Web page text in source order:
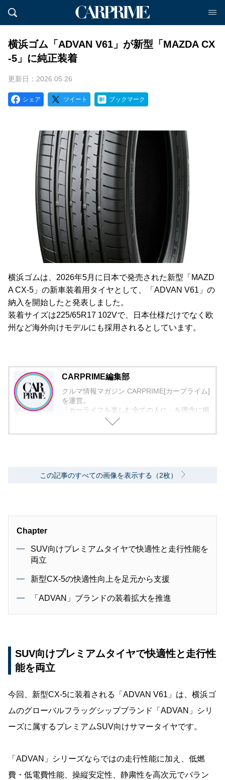
横浜ゴム「ADVAN V61」が新型「MAZDA CX
-5」に純正装着
更新日：2026.05.26
シェア ツイート ブックマーク
横浜ゴムは、2026年5月に日本で発売された新型「MAZD
A CX-5」の新車装着用タイヤとして、「ADVAN V61」の
納入を開始したと発表しました。
装着サイズは225/65R17 102Vで、日本仕様だけでなく欧
州など海外向けモデルにも採用されるとしています。
CARPRIME編集部
クルマ情報マガジン CARPRIME[カープライム]
を運営。
「カーライフを楽しむ全ての人に」を理念に掲
げ、編集に取り組んでいます。
この記事のすべての画像を表示する（2枚）
Chapter
SUV向けプレミアムタイヤで快適性と走行性能を
両立
新型CX-5の快適性向上を足元から支援
「ADVAN」ブランドの装着拡大を推進
SUV向けプレミアムタイヤで快適性と走行性
能を両立
今回、新型CX-5に装着される「ADVAN V61」は、横浜ゴ
ムのグローバルフラッグシップブランド「ADVAN」シリ
ーズに属するプレミアムSUV向けサマータイヤです。
「ADVAN」シリーズならではの走行性能に加え、低燃
費・低電費性能、操縦安定性、静粛性を高次元でバラン